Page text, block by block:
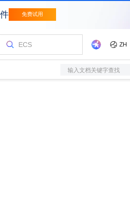
输入文档关键字查找